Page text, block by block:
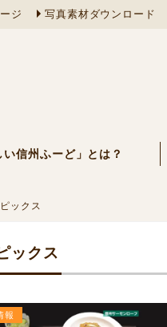
ジ 写真素材ダウンロード
い信州ふーど」とは？
ピックス
ックス
報